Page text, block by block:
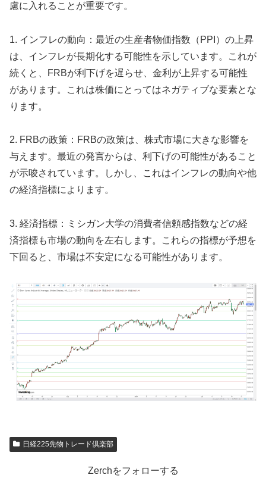
慮に入れることが重要です。
1. インフレの動向：最近の生産者物価指数（PPI）の上昇
は、インフレが長期化する可能性を示しています。これが
続くと、FRBが利下げを遅らせ、金利が上昇する可能性
があります。これは株価にとってはネガティブな要素とな
ります。
2. FRBの政策：FRBの政策は、株式市場に大きな影響を
与えます。最近の発言からは、利下げの可能性があること
が示唆されています。しかし、これはインフレの動向や他
の経済指標によります。
3. 経済指標：ミシガン大学の消費者信頼感指数などの経
済指標も市場の動向を左右します。これらの指標が予想を
下回ると、市場は不安定になる可能性があります。
日経225先物トレード倶楽部
Zerchをフォローする